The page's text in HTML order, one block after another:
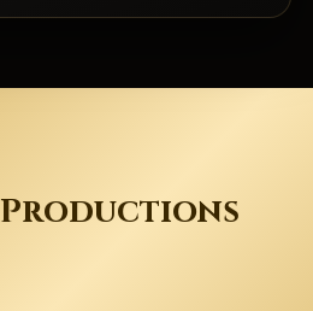
Productions